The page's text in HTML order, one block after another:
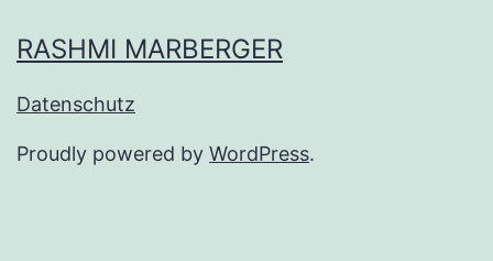
RASHMI MARBERGER
Datenschutz
Proudly powered by WordPress.